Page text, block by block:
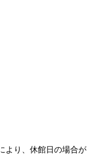
より、休館日の場合が